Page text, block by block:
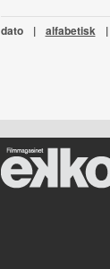
dato | alfabetisk |